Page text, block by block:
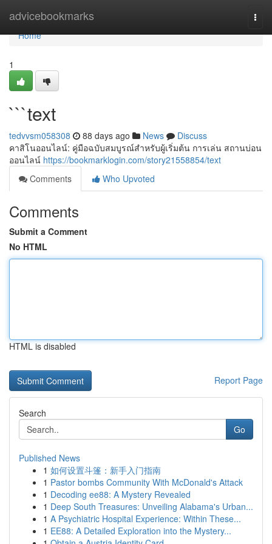
advicebookmarks
Home
Home
1
```text
tedvvsm058308 88 days ago News
Discuss
คาสิโนออนไลน์: คู่มือฉบับสมบูรณ์สำหรับผู้เริ่มต้น การเล่น สถานบ่อน
ออนไลน์ https://bookmarklogin.com/story21558854/text
Comments
Who Upvoted
Comments
Submit a Comment
No HTML
HTML is disabled
Report Page
Search
Go
Published News
1 如何设置斗篷：新手入门指南
1 Pastor bombs Community With McDonald's Attack
1 Decoding ee88: A Mystery Revealed
1 Deep South Treasures: Unveiling Alabama's Urban...
1 A Psychiatric Hospital Experience: Within These...
1 EE88: A Detailed Exploration into the Mystery...